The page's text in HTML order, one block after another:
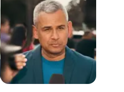
analyser, kritisk journalistik
og indsigter i samfund,
politik og medier.